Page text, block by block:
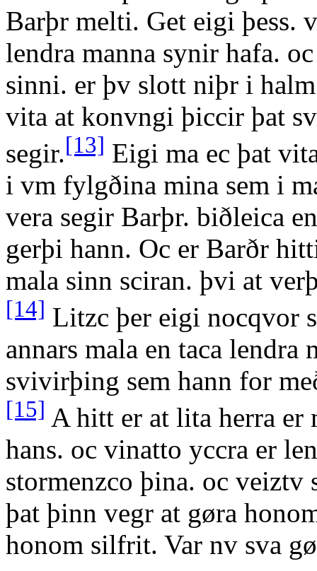
Barþr melti. Get eigi þess.
lendra manna synir hafa.
sinni. er þv slott niþr i
vita at konvngi þiccir þat
segir.[13] Eigi ma ec þat
i vm fylgðina mina sem i
vera segir Barþr. biðleica
gerþi hann. Oc er Barðr
mala sinn sciran. þvi at
[14] Litzc þer eigi nocqvor
annars mala en taca
svivirþing sem hann for
[15] A hitt er at lita herra er
hans. oc vinatto yccra er
stormenzco þina. oc
þat þinn vegr at gøra
honom silfrit. Var nv sva